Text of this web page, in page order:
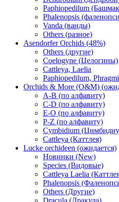
Paphiopedilum
Phalenopsis
Vanda (ванды)
Others (разное)
Asendorfer Orchids (48%)
Others (другие)
Coelogyne (Целогины)
Cattleya, Laelia
Paphiopedilum,
Orchids & More (O&M)
A-B (по алфавиту)
C-D (по алфавиту)
E-O (по алфавиту)
P-Z (по алфавиту)
Cymbidium
Cattleya (Каттлея)
Lucke orchideen (ожидается)
Новинки (New)
Species (Видовые)
Cattleya Laelia
Phalenopsis
Others (Другие)
Dracula (Дракула)